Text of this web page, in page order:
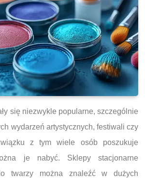
się niezwykle popularne, szczególnie
wydarzeń artystycznych, festiwali czy
z tym wiele osób poszukuje
je nabyć. Sklepy stacjonarne
twarzy można znaleźć w dużych